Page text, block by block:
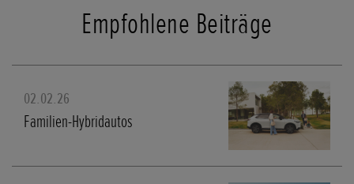
Empfohlene Beiträge
02.02.26
Familien-Hybridautos